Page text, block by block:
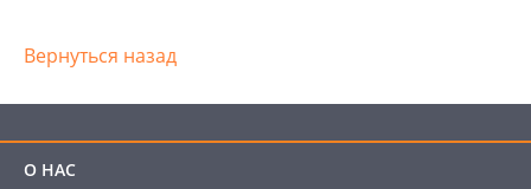
Вернуться назад
О НАС